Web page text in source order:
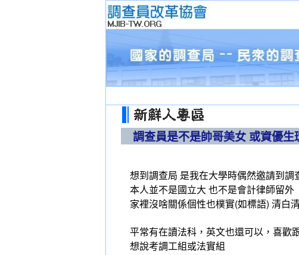
調查員是不是帥哥美女 或資優生
想到調查局 是我在大學時偶然邀請到調
本人並不是國立大 也不是會計律師留外
家裡沒啥關係個性也樸實(如標語) 清白
平常有在讀法科，英文也還可以，喜歡
想說考調工組或法實組